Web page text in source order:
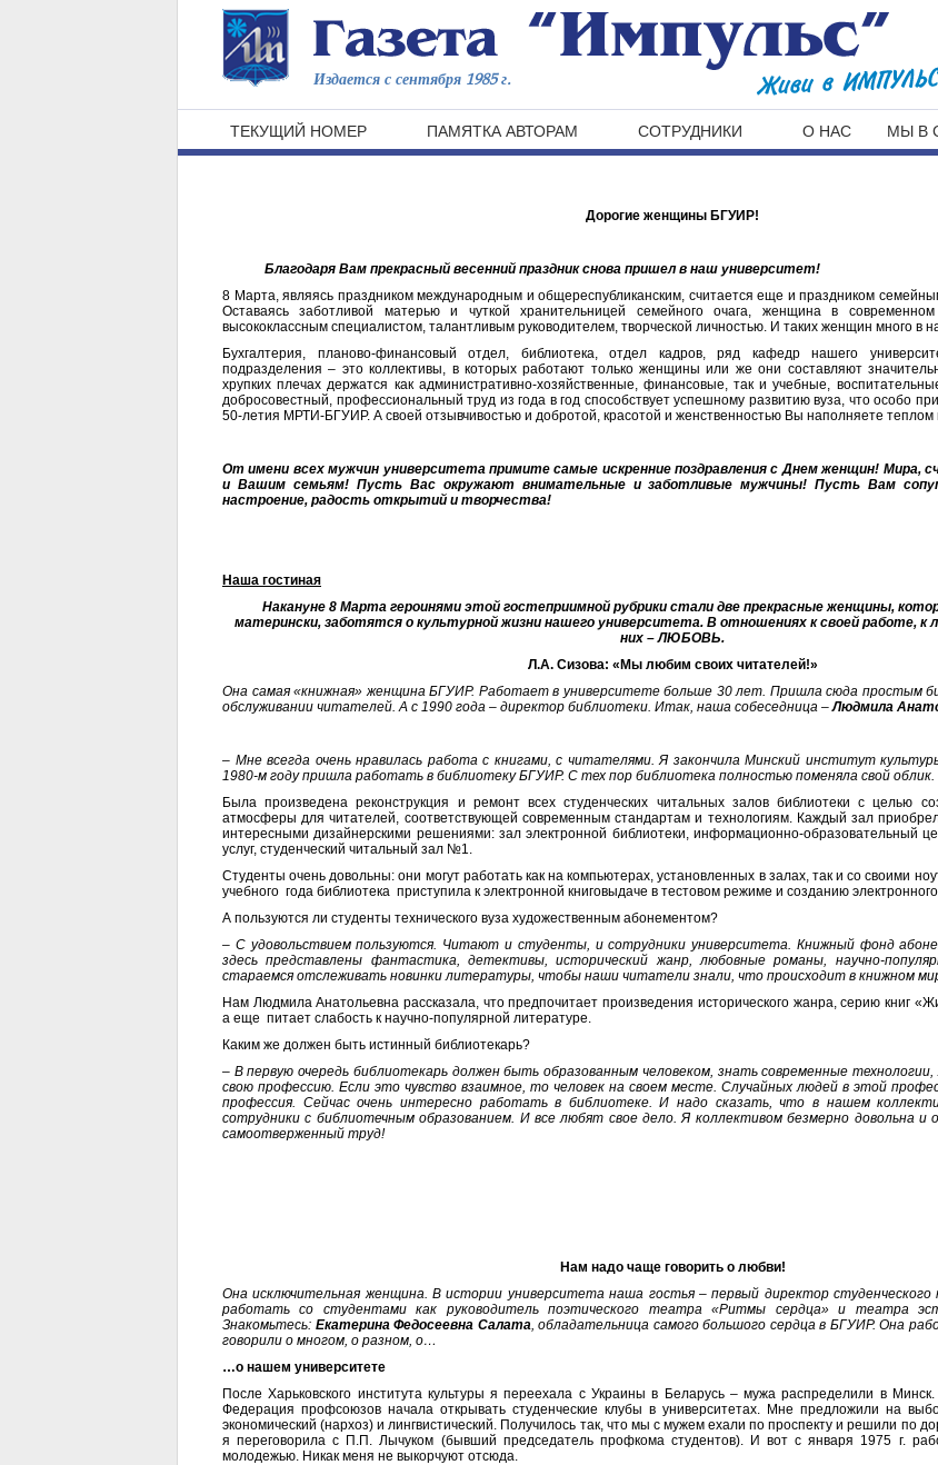
Издается с сентября 1985 г.
ТЕКУЩИЙ НОМЕР ПАМЯТКА АВТОРАМ СОТРУДНИКИ О НАС МЫ В
Дорогие женщины БГУИР!
Благодаря Вам прекрасный весенний праздник снова пришел в наш университет!
8 Марта, являясь праздником международным и общереспубликанским, считается еще и праздником
Оставаясь заботливой матерью и чуткой хранительницей семейного очага, женщина в
высококлассным специалистом, талантливым руководителем, творческой личностью. И таких женщин много в
Бухгалтерия, планово-финансовый отдел, библиотека, отдел кадров, ряд кафедр нашего
подразделения – это коллективы, в которых работают только женщины или же они составляют
хрупких плечах держатся как административно-хозяйственные, финансовые, так и учебные,
добросовестный, профессиональный труд из года в год способствует успешному развитию вуза, что особо
50-летия МРТИ-БГУИР. А своей отзывчивостью и добротой, красотой и женственностью Вы наполняете
От имени всех мужчин университета примите самые искренние поздравления с Днем женщин! Мира,
и Вашим семьям! Пусть Вас окружают внимательные и заботливые мужчины! Пусть Вам
настроение, радость открытий и творчества!
Наша гостиная
Накануне 8 Марта героинями этой гостеприимной рубрики стали две прекрасные женщины,
матерински, заботятся о культурной жизни нашего университета. В отношениях к своей работе, к
них – ЛЮБОВЬ.
Л.А. Сизова: «Мы любим своих читателей!»
Она самая «книжная» женщина БГУИР. Работает в университете больше 30 лет. Пришла сюда простым
обслуживании читателей. А с 1990 года – директор библиотеки. Итак, наша собеседница –Людмила
– Мне всегда очень нравилась работа с книгами, с читателями. Я закончила Минский институт
1980-м году пришла работать в библиотеку БГУИР. С тех пор библиотека полностью поменяла свой облик.
Была произведена реконструкция и ремонт всех студенческих читальных залов библиотеки с целью
атмосферы для читателей, соответствующей современным стандартам и технологиям. Каждый зал
интересными дизайнерскими решениями: зал электронной библиотеки, информационно-образовательный
услуг, студенческий читальный зал №1.
Студенты очень довольны: они могут работать как на компьютерах, установленных в залах, так и со своими
учебного года библиотека приступила к электронной книговыдаче в тестовом режиме и созданию
А пользуются ли студенты технического вуза художественным абонементом?
– С удовольствием пользуются. Читают и студенты, и сотрудники университета. Книжный фонд
здесь представлены фантастика, детективы, исторический жанр, любовные романы, научно-
стараемся отслеживать новинки литературы, чтобы наши читатели знали, что происходит в книжном
Нам Людмила Анатольевна рассказала, что предпочитает произведения исторического жанра, серию книг
а еще питает слабость к научно-популярной литературе.
Каким же должен быть истинный библиотекарь?
– В первую очередь библиотекарь должен быть образованным человеком, знать современные
свою профессию. Если это чувство взаимное, то человек на своем месте. Случайных людей в этой
профессия. Сейчас очень интересно работать в библиотеке. И надо сказать, что в нашем
сотрудники с библиотечным образованием. И все любят свое дело. Я коллективом безмерно довольна и
самоотверженный труд!
Нам надо чаще говорить о любви!
Она исключительная женщина. В истории университета наша гостья – первый директор студенческого
работать со студентами как руководитель поэтического театра «Ритмы сердца» и театра
Знакомьтесь: Екатерина Федосеевна Салата, обладательница самого большого сердца в БГУИР. Она
говорили о многом, о разном, о…
…о нашем университете
После Харьковского института культуры я переехала с Украины в Беларусь – мужа распределили в
Федерация профсоюзов начала открывать студенческие клубы в университетах. Мне предложили на
экономический (нархоз) и лингвистический. Получилось так, что мы с мужем ехали по проспекту и решили по
я переговорила с П.П. Лычуком (бывший председатель профкома студентов). И вот с января 1975 г.
молодежью. Никак меня не выкорчуют отсюда.